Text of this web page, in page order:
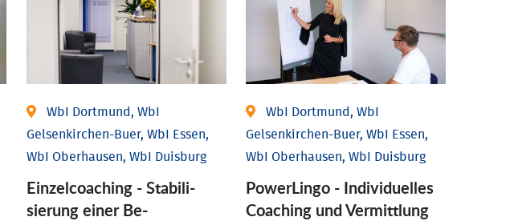
WbI Dortmund, WbI
Gelsenkirchen-Buer, WbI Essen,
WbI Oberhausen, WbI Duisburg
Einzel­coaching - Stabili­
sierung einer Be­
WbI Dortmund, WbI
Gelsenkirchen-Buer, WbI Essen,
WbI Oberhausen, WbI Duisburg
PowerLingo - Individuelles
Coaching und Vermittlung